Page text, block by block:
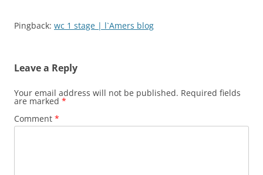
Pingback: wc 1 stage | l`Amers blog
Leave a Reply
Your email address will not be published. Required fields
are marked *
Comment *